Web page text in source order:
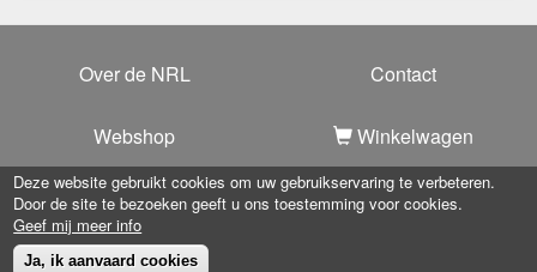
Over de NRL Contact
Webshop Winkelwagen
Copyright 2025 - Nationale Raad voor Liturgie-Privacy
Deze website gebruikt cookies om uw gebruikservaring te verbeteren.
Door de site te bezoeken geeft u ons toestemming voor cookies.
Geef mij meer info
Ja, ik aanvaard cookies